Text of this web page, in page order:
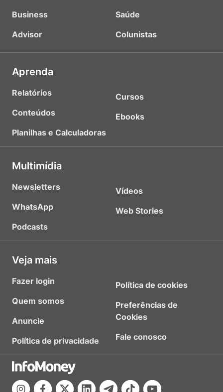
Business
Advisor
Saúde
Colunistas
Aprenda
Relatórios
Conteúdos
Planilhas e Calculadoras
Cursos
Ebooks
Multimídia
Newsletters
WhatsApp
Podcasts
Vídeos
Web Stories
Veja mais
Fazer login
Quem somos
Anuncie
Política de privacidade
Política de cookies
Preferências de
Cookies
Fale conosco